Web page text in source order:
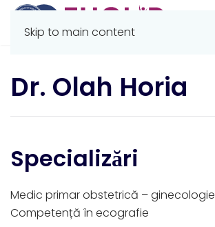
Skip to main content
Dr. Olah Horia
Specializări
Medic primar obstetrică – ginecologie​
Competență în ecografie